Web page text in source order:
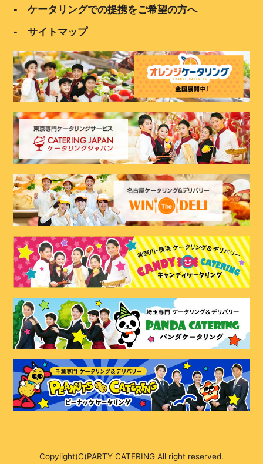
- ケータリングでの提携をご希望の方へ
- サイトマップ
Copylight(C)PARTY CATERING All right reserved.